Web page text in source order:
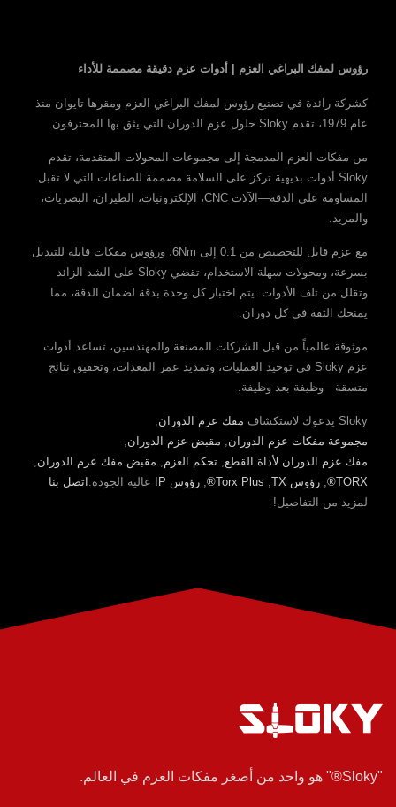
رؤوس لمفك البراغي العزم | أدوات عزم دقيقة مصممة للأداء
كشركة رائدة في تصنيع رؤوس لمفك البراغي العزم ومقرها تايوان منذ
عام 1979، تقدم Sloky حلول عزم الدوران التي يثق بها المحترفون.
من مفكات العزم المدمجة إلى مجموعات المحولات المتقدمة، تقدم
Sloky أدوات بديهية تركز على السلامة مصممة للصناعات التي لا تقبل
المساومة على الدقة—الآلات CNC، الإلكترونيات، الطيران، البصريات،
والمزيد.
مع عزم قابل للتخصيص من 0.1 إلى 6Nm، ورؤوس مفكات قابلة للتبديل
بسرعة، ومحولات سهلة الاستخدام، تقضي Sloky على الشد الزائد
وتقلل من تلف الأدوات. يتم اختبار كل وحدة بدقة لضمان الدقة، مما
يمنحك الثقة في كل دوران.
موثوقة عالمياً من قبل الشركات المصنعة والمهندسين، تساعد أدوات
عزم Sloky في توحيد العمليات، وتمديد عمر المعدات، وتحقيق نتائج
متسقة—وظيفة بعد وظيفة.
Sloky يدعوك لاستكشاف مفك عزم الدوران
مجموعة مفكات عزم الدوران
مقبض عزم الدوران
مفك عزم الدوران لأداة القطع تحكم العزم مقبض مفك عزم الدوران
TORX®
رؤوس TX Torx Plus® رؤوس IP عالية الجودة. اتصل بنا
لمزيد من التفاصيل!
"Sloky®" هو واحد من أصغر مفكات العزم في العالم.